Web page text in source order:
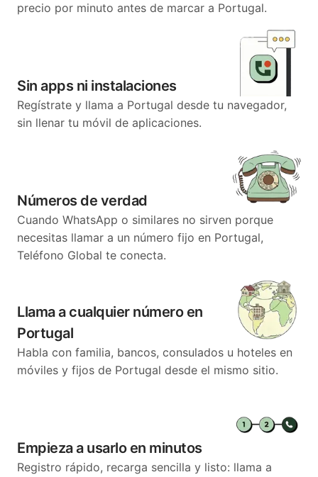
precio por minuto antes de marcar a Portugal.
Sin apps ni instalaciones
Regístrate y llama a Portugal desde tu navegador,
sin llenar tu móvil de aplicaciones.
Números de verdad
Cuando WhatsApp o similares no sirven porque
necesitas llamar a un número fijo en Portugal,
Teléfono Global te conecta.
Llama a cualquier número en
Portugal
Habla con familia, bancos, consulados u hoteles en
móviles y fijos de Portugal desde el mismo sitio.
Empieza a usarlo en minutos
Registro rápido, recarga sencilla y listo: llama a